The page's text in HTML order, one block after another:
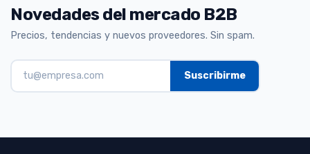
Novedades del mercado B2B
Precios, tendencias y nuevos proveedores. Sin spam.